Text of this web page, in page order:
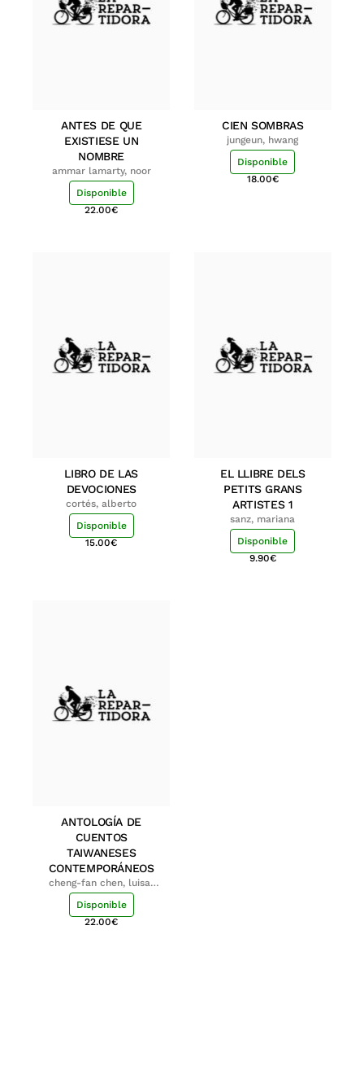
ANTES DE QUE
EXISTIESE UN
NOMBRE
ammar lamarty, noor
Disponible
22.00€
CIEN SOMBRAS
jungeun, hwang
Disponible
18.00€
LIBRO DE LAS
DEVOCIONES
cortés, alberto
Disponible
15.00€
EL LLIBRE DELS
PETITS GRANS
ARTISTES 1
sanz, mariana
Disponible
9.90€
ANTOLOGÍA DE
CUENTOS
TAIWANESES
CONTEMPORÁNEOS
cheng-fan chen, luisa;
shu-ying chang, luisa
Disponible
22.00€